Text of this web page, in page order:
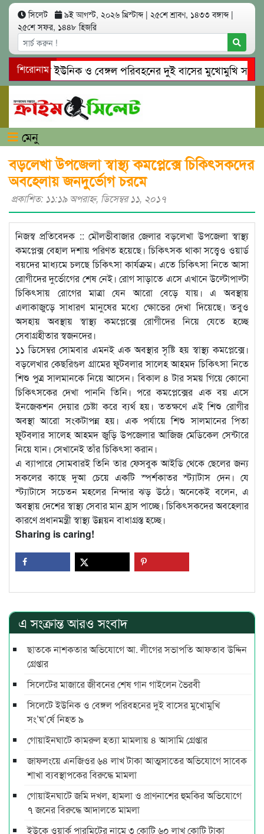
সিলেট ৯ই আগস্ট, ২০২৬ খ্রিস্টাব্দ | ২৫শে শ্রাবণ, ১৪৩৩ বঙ্গাব্দ |
২৫শে সফর, ১৪৪৮ হিজরি
শিরোনাম
সিলেটে ইউনিক ও বেঙ্গল পরিবহনের দুই বাসের মুখোমুখি
গোয়াইনঘাটে প্রেমের ফাঁদে তরুণী পাচার: মাদকাসক্ত রিমালকে
মেনু
বড়লেখা উপজেলা স্বাস্থ্য কমপ্লেক্সে চিকিৎসকদের
অবহেলায় জনদুর্ভোগ চরমে
প্রকাশিত: ১১:১৯ অপরাহ্ণ, ডিসেম্বর ১১, ২০১৭
নিজস্ব প্রতিবেদক :: মৌলভীবাজার জেলার বড়লেখা উপজেলা স্বাস্থ্য
কমপ্লেক্স বেহাল দশায় পরিণত হয়েছে। চিকিৎসক থাকা সত্ত্বেও ওয়ার্ড
বয়দের মাধ্যমে চলছে চিকিৎসা কার্যক্রম। এতে চিকিৎসা নিতে আসা
রোগীদের দুর্ভোগের শেষ নেই। রোগ সাড়াতে এসে এখানে উল্টোপাল্টা
চিকিৎসায় রোগের মাত্রা যেন আরো বেড়ে যায়। এ অবস্থায়
এলাকাজুড়ে সাধারণ মানুষের মধ্যে ক্ষোভের দেখা দিয়েছে। তবুও
অসহায় অবস্থায় স্বাস্থ্য কমপ্লেক্সে রোগীদের নিয়ে যেতে হচ্ছে
সেবাগ্রহীতার স্বজনদের।
১১ ডিসেম্বর সোমবার এমনই এক অবস্থার সৃষ্টি হয় স্বাস্থ্য কমপ্লেক্সে।
বড়লেখার কেছরিগুল গ্রামের ফুটবলার সালেহ আহমদ চিকিৎসা নিতে
শিশু পুত্র সালমানকে নিয়ে আসেন। বিকাল ৪ টার সময় গিয়ে কোনো
চিকিৎসকের দেখা পাননি তিনি। পরে কমপ্লেক্সের এক বয় এসে
ইনজেকশন দেয়ার চেষ্টা করে ব্যর্থ হয়। ততক্ষণে এই শিশু রোগীর
অবস্থা আরো সংকটাপন্ন হয়। এক পর্যায়ে শিশু সালমানের পিতা
ফুটবলার সালেহ আহমদ জুড়ি উপজেলার আজিজ মেডিকেল সেন্টারে
নিয়ে যান। সেখানেই তাঁর চিকিৎসা করান।
এ ব্যাপারে সোমবারই তিনি তার ফেসবুক আইডি থেকে ছেলের জন্য
সকলের কাছে দুআ চেয়ে একটি স্পর্শকাতর স্ট্যাটাস দেন। যে
স্ট্যাটাসে সচেতন মহলের নিন্দার ঝড় উঠে। অনেকেই বলেন, এ
অবস্থায় দেশের স্বাস্থ্য সেবার মান হ্রাস পাচ্ছে। চিকিৎসকদের অবহেলার
কারণে প্রধানমন্ত্রী স্বাস্থ্য উন্নয়ন বাধাগ্রস্ত হচ্ছে।
Sharing is caring!
এ সংক্রান্ত আরও সংবাদ
ছাতকে নাশকতার অভিযোগে আ. লীগের সভাপ‌তি আফতাব উদ্দিন
গ্রেপ্তার
সিলেটের মাজারে জীবনের শেষ গান গাইলেন ভৈরবী
সিলেটে ইউনিক ও বেঙ্গল পরিবহনের দুই বাসের মুখোমুখি
সং’ঘ’র্ষে নিহত ৯
গোয়াইনঘাটে কামরুল হত্যা মামলায় ৪ আসামি গ্রেপ্তার
জাফলংয়ে এনজিওর ৬৪ লাখ টাকা আত্মসাতের অভিযোগে সাবেক
শাখা ব্যবস্থাপকের বিরুদ্ধে মামলা
গোয়াইনঘাটে জমি দখল, হামলা ও প্রাণনাশের হুমকির অভিযোগে
৭ জনের বিরুদ্ধে আদালতে মামলা
ইউকে ওয়ার্ক পারমিটের নামে ৩ কোটি ৬০ লাখ কোটি টাকা